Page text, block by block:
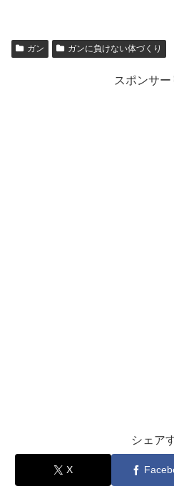
ガン ガンに負けない体づくり
スポンサー
シェア
X